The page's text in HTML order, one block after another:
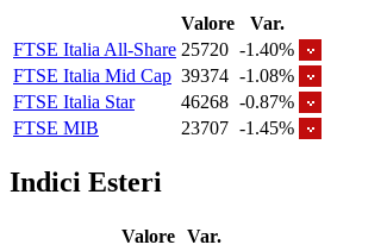
Valore
Var.
FTSE Italia All-Share 25720 -1.40%
FTSE Italia Mid Cap 39374 -1.08%
FTSE Italia Star
46268 -0.87%
FTSE MIB
23707 -1.45%
Indici Esteri
Valore Var.